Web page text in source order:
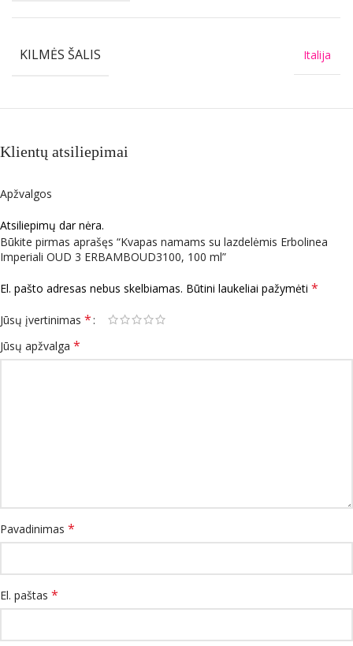
KILMĖS ŠALIS Italija
Klientų atsiliepimai
Apžvalgos
Atsiliepimų dar nėra.
Būkite pirmas aprašęs “Kvapas namams su lazdelėmis Erbolinea
Imperiali OUD 3 ERBAMBOUD3100, 100 ml”
El. pašto adresas nebus skelbiamas. Būtini laukeliai pažymėti *
Jūsų įvertinimas *
Jūsų apžvalga *
Pavadinimas *
El. paštas *